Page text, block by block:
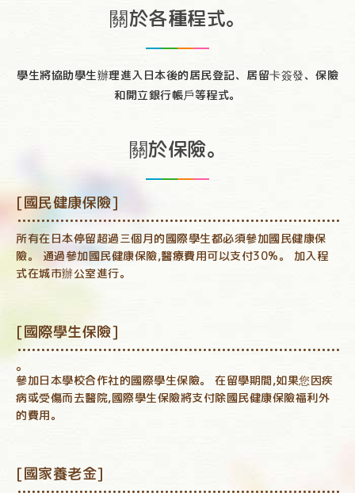
關於各種程式。
學生將協助學生辦理進入日本後的居民登記、居留卡簽發、保險
和開立銀行帳戶等程式。
關於保險。
[國民健康保險]
所有在日本停留超過三個月的國際學生都必須參加國民健康保
險。 通過參加國民健康保險,醫療費用可以支付30%。 加入程
式在城市辦公室進行。
[國際學生保險]
。
參加日本學校合作社的國際學生保險。 在留學期間,如果您因疾
病或受傷而去醫院,國際學生保險將支付除國民健康保險福利外
的費用。
[國家養老金]